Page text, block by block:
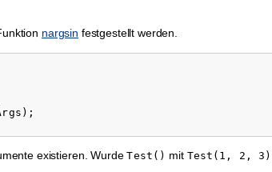
nargsin festgestellt werden.
);
existieren. WurdeTest() mit Test(1, 2, 3)